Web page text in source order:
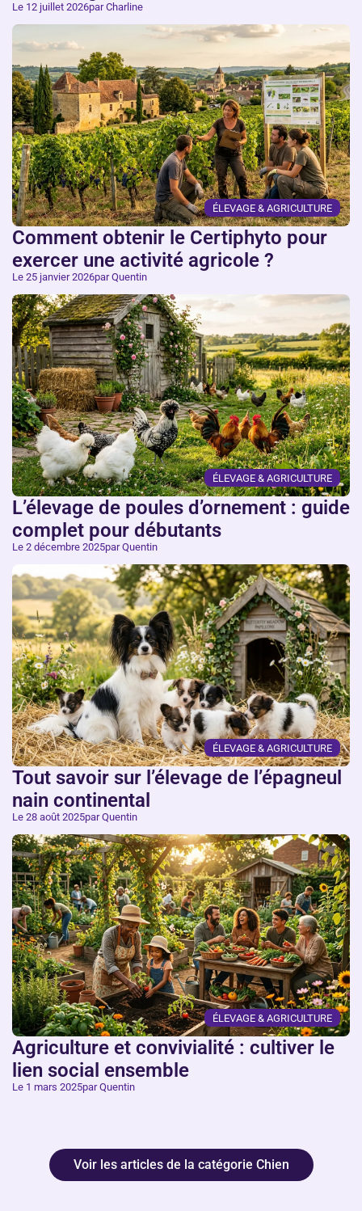
Le 12 juillet 2026par Charline
ÉLEVAGE & AGRICULTURE
Comment obtenir le Certiphyto pour
exercer une activité agricole ?
Le 25 janvier 2026par Quentin
ÉLEVAGE & AGRICULTURE
L’élevage de poules d’ornement : guide
complet pour débutants
Le 2 décembre 2025par Quentin
ÉLEVAGE & AGRICULTURE
Tout savoir sur l’élevage de l’épagneul
nain continental
Le 28 août 2025par Quentin
ÉLEVAGE & AGRICULTURE
Agriculture et convivialité : cultiver le
lien social ensemble
Le 1 mars 2025par Quentin
Voir les articles de la catégorie Chien